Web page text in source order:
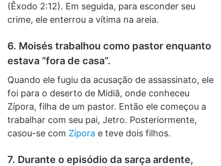
(Êxodo 2:12). Em seguida, para esconder seu
crime, ele enterrou a vítima na areia.
6. Moisés trabalhou como pastor enquanto
estava “fora de casa”.
Quando ele fugiu da acusação de assassinato, ele
foi para o deserto de Midiã, onde conheceu
Zípora, filha de um pastor. Então ele começou a
trabalhar com seu pai, Jetro. Posteriormente,
casou-se com Zípora e teve dois filhos.
7. Durante o episódio da sarça ardente,